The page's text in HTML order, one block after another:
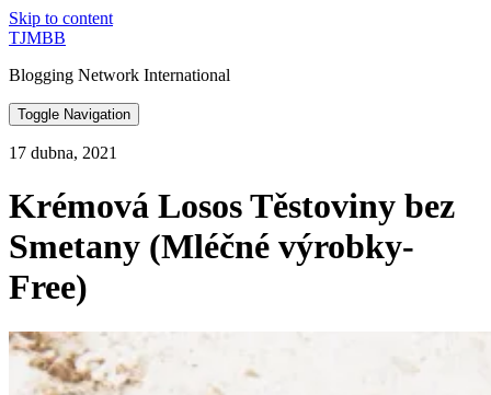
Skip to content
TJMBB
Blogging Network International
Toggle Navigation
17 dubna, 2021
Krémová Losos Těstoviny bez
Smetany (Mléčné výrobky-
Free)